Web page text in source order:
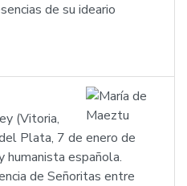
de su ideario
(Vitoria,
Plata, 7 de enero de
humanista española.
de Señoritas entre